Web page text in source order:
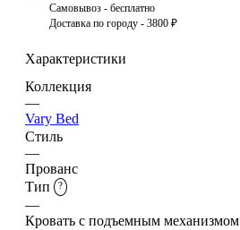
Самовывоз - бесплатно
Доставка по городу - 3800 ₽
Характеристики
Коллекция
—
Vary Bed
Стиль
—
Прованс
Тип
?
—
Кровать с подъемным механизмом